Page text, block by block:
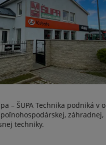
– ŠUPA Technika podniká v
záhradnej,
techniky.